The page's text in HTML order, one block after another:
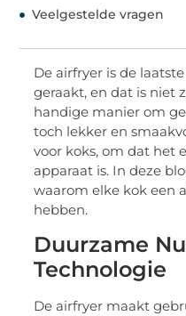
Veelgestelde vragen
De airfryer is de
geraakt, en dat is niet
handige manier om
toch lekker en
voor koks, om dat het
apparaat is. In deze
waarom elke kok een
hebben.
Duurzame
Technologie
De airfryer maakt